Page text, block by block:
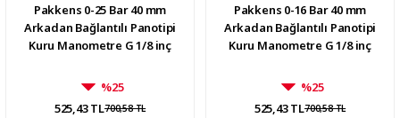
Pakkens 0-25 Bar 40 mm
Arkadan Bağlantılı Panotipi
Kuru Manometre G 1/8 inç
%25
525,43 TL700,58 TL
Pakkens 0-16 Bar 40 mm
Arkadan Bağlantılı Panotipi
Kuru Manometre G 1/8 inç
%25
525,43 TL700,58 TL